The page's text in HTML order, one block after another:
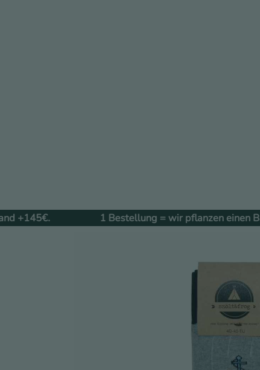
1 Bestellung = wir pflanzen einen Baum